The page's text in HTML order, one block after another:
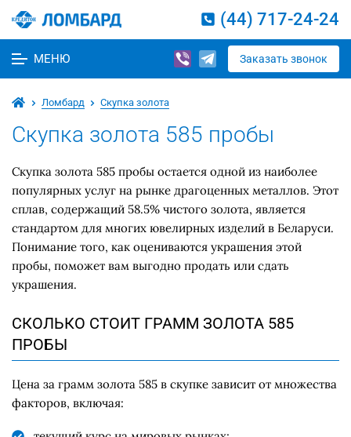
(44) 717-24-24
МЕНЮ Заказать звонок
Ломбард Скупка золота
Скупка золота 585 пробы
Скупка золота 585 пробы остается одной из наиболее
популярных услуг на рынке драгоценных металлов. Этот
сплав, содержащий 58.5% чистого золота, является
стандартом для многих ювелирных изделий в Беларуси.
Понимание того, как оцениваются украшения этой
пробы, поможет вам выгодно продать или сдать
украшения.
СКОЛЬКО СТОИТ ГРАММ ЗОЛОТА 585
ПРОБЫ
Цена за грамм золота 585 в скупке зависит от множества
факторов, включая: